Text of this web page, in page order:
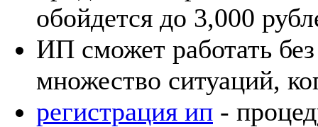
обойдется до 3,000
ИП сможет работать
множество ситуаций,
регистрация ип -